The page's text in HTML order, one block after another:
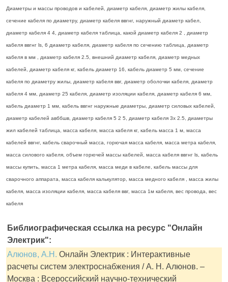
Диаметры и массы проводов и кабелей, диаметр кабеля, диаметр жилы кабеля,
сечение кабеля по диаметру, диаметр кабеля ввгнг, наружный диаметр кабел,
диаметр кабеля 4 4, диаметр кабеля таблица, какой диаметр кабеля 2 , диаметр
кабеля ввгнг ls, 6 диаметр кабеля, диаметр кабеля по сечению таблица, диаметр
кабеля в мм , диаметр кабеля 2.5, внешний диаметр кабеля, диаметр медных
кабелей, диаметр кабеля кг, кабель диаметр 16, кабель диаметр 5 мм, сечение
кабеля по диаметру жилы, диаметр кабеля ввг, диаметр оболочки кабеля, диаметр
кабеля 4 мм, диаметр 25 кабеля, диаметр изоляции кабеля, диаметр кабеля 6 мм,
кабель диаметр 1 мм, кабель ввгнг наружные диаметры, диаметр силовых кабелей,
диаметр кабелей авббшв, диаметр кабеля 5 2 5, диаметр кабеля 3х 2.5, диаметры
жил кабелей таблица, масса кабеля, масса кабеля кг, кабель масса 1 м, масса
кабелей ввгнг, кабель сварочный масса, горючая масса кабеля, масса метра кабеля,
масса силового кабеля, объем горючей массы кабелей, масса кабеля ввгнг ls, кабель
массы купить, масса 1 метра кабеля, масса меди в кабеле, кабель массы для
сварочного аппарата, масса кабеля калькулятор, масса медного кабеля , масса жилы
кабеля, масса изоляции кабеля, масса кабеля ввг, масса 1м кабеля, вес провода, вес
кабеля
Библиографическая ссылка на ресурс "Онлайн
Электрик":
Алюнов, А.Н. Онлайн Электрик : Интерактивные
расчеты систем электроснабжения / А. Н. Алюнов. –
Москва : Всероссийский научно-технический